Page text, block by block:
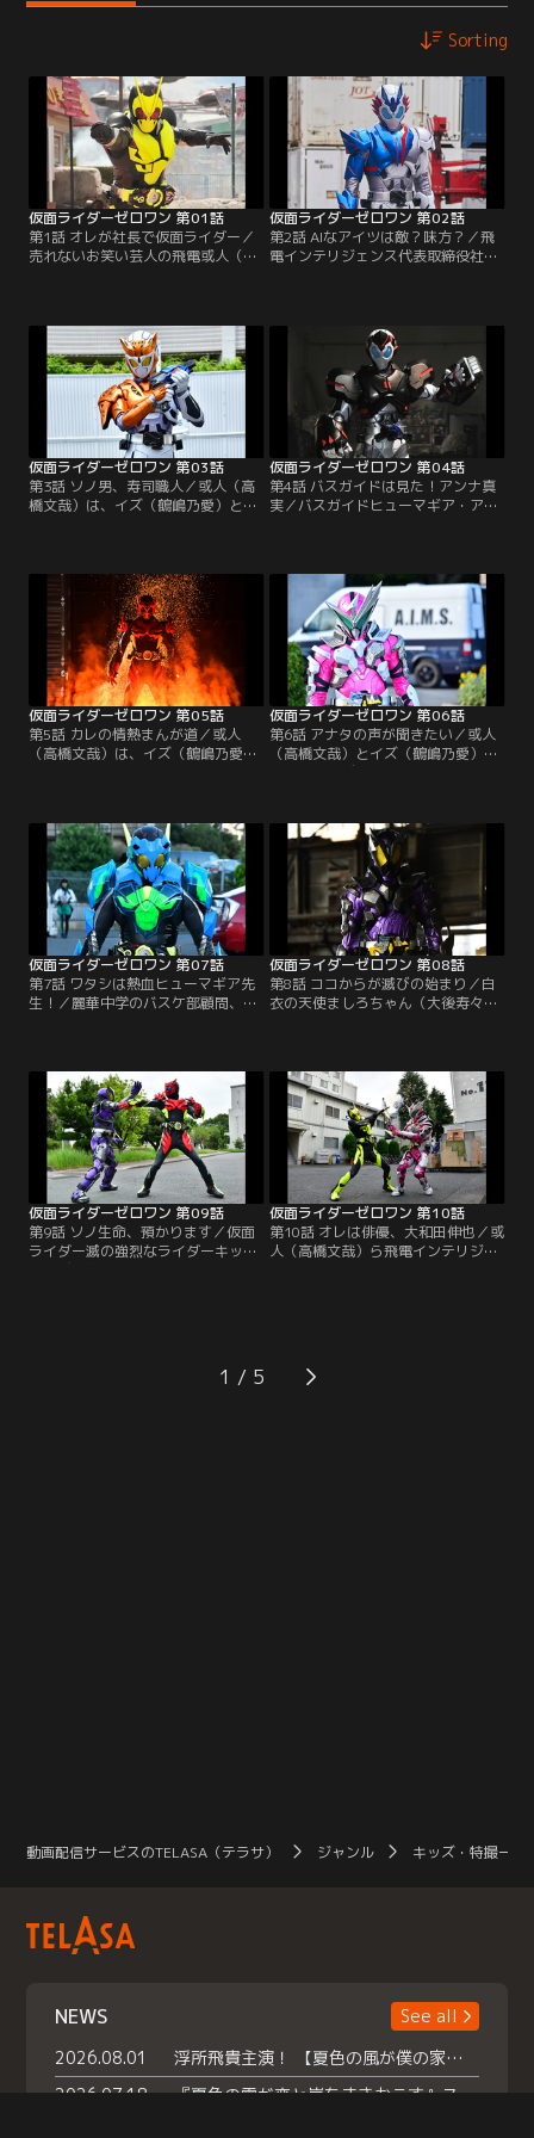
Sorting
仮面ライダーゼロワン 第01話
第1話 オレが社長で仮面ライダー／
売れないお笑い芸人の飛電或人（高
テリジェンスが開発したお笑い芸人
型のAIロボ＝ヒューマギアはバカウ
ケ。或人は、支配人の根津（金田明
夫）からクビを言い渡されてしま
う。落ち込む或人の前に…。
仮面ライダーゼロワン 第02話
第2話 AIなアイツは敵？味方？／飛
電インテリジェンス代表取締役社長
諫（岡田龍太郎）の事情聴取を受け
るハメに。いったい何の目的で！？
一方、滅亡迅雷.netも新たな行動を
開始。迅（中川大輔）は、にこやか
に配達員ヒューマギアに近付く
と…。
仮面ライダーゼロワン 第03話
第3話 ソノ男、寿司職人／或人（高
橋文哉）は、イズ（鶴嶋乃愛）とと
職人の主人・魚住（渡辺哲）は「ロ
ボットに寿司は握れない」と興味を
示さない。困り果てる或人だった
が、そこへエイムズの唯阿（井桁弘
恵）が現れた。思わず身構える或人
だったが…。
仮面ライダーゼロワン 第04話
第4話 バスガイドは見た！アンナ真
実／バスガイドヒューマギア・アン
に同乗。のどかな景色に心癒される
或人だったが、12年前の爆発事故現
場にやってくると表情を硬くする。
今ではデイブレイクタウンと名付け
られ、事故現場は負の遺産となって
いた。
仮面ライダーゼロワン 第05話
第5話 カレの情熱まんが道／或人
（高橋文哉）は、イズ（鶴嶋乃愛）
石墨との対面に大興奮だったが、森
筆ジーペン（徳角浩太郎）らアシス
タントのヒューマギアを道具のよう
に扱う石墨に失望してしまう。そん
なジーペンに滅亡迅雷.netの迅（中
川大輔）が接近。
仮面ライダーゼロワン 第06話
第6話 アナタの声が聞きたい／或人
（高橋文哉）とイズ（鶴嶋乃愛）
は、エイムズの諫（岡田龍太郎）の
（美山加恋）の事務所社長・多澤
（おかやまはじめ）にある容疑がか
かっているというのだが…。一方、
滅亡迅雷.netのアジトでは、滅（砂
川脩弥）が迅（中川大輔）にある指
令を出す。
仮面ライダーゼロワン 第07話
第7話 ワタシは熱血ヒューマギア先
生！／麗華中学のバスケ部顧問、教
ズ（鶴嶋乃愛）が中学校へ行くと、
あまりに熱心に指導するため練習時
間をオーバー。高校進学を心配する
保護者からクレームが入っていると
いう。
仮面ライダーゼロワン 第08話
第8話 ココからが滅びの始まり／白
衣の天使ましろちゃん（大後寿々
よると、患者の個人情報を扱う医療
ヒューマギアのセキュリティは万全
だという。その病院でのヒューマギ
アのハッキングに失敗した滅（砂川
脩弥）は…。
仮面ライダーゼロワン 第09話
第9話 ソノ生命、預かります／仮面
ライダー滅の強烈なライダーキック
を浴び変身を解除、意識不明の重体
託す。国立医電病院の医療ヒューマ
ギアの暴走が社会問題化。飛電イン
仮面ライダーゼロワン 第10話
第10話 オレは俳優、大和田伸也／或
人（高橋文哉）ら飛電インテリジェ
の警備で協力する。その諫は、イズ
（鶴嶋乃愛）から暗殺ヒューマギア
1
動画配信サービスのTELASA（テラサ） ジャンル キッズ・特撮一覧
NEWS
See all
2026.08.01
浮所飛貴主演！ 【夏色の風が僕の家にやってきた】 本日よりテラサで独占配信スタート！
2026.07.18
『夏色の雲が恋と嵐をまきおこす』スペシャルメイキング 【Part1】2026年７月18日（土）23時30分～配信スタート！話題のシーンの裏側を大公開！豪華キャスト大集合！ 『武宮家 真夏の家族会議』開催！